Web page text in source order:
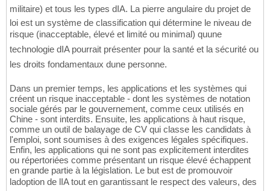
militaire) et tous les types dIA. La pierre angulaire du projet de
loi est un système de classification qui détermine le niveau de
risque (inacceptable, élevé et limité ou minimal) quune
technologie dIA pourrait présenter pour la santé et la sécurité ou
les droits fondamentaux dune personne.
Dans un premier temps, les applications et les systèmes qui
créent un risque inacceptable - dont les systèmes de notation
sociale gérés par le gouvernement, comme ceux utilisés en
Chine - sont interdits. Ensuite, les applications à haut risque,
comme un outil de balayage de CV qui classe les candidats à
l'emploi, sont soumises à des exigences légales spécifiques.
Enfin, les applications qui ne sont pas explicitement interdites
ou répertoriées comme présentant un risque élevé échappent
en grande partie à la législation. Le but est de promouvoir
ladoption de lIA tout en garantissant le respect des valeurs, des